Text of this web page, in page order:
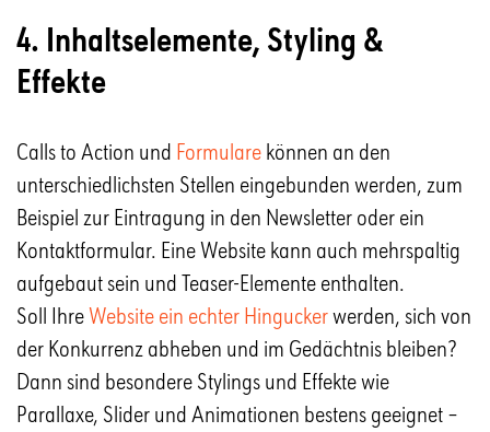
4. Inhaltselemente, Styling &
Effekte
Calls to Action und Formulare können an den
unterschiedlichsten Stellen eingebunden werden, zum
Beispiel zur Eintragung in den Newsletter oder ein
Kontaktformular. Eine Website kann auch mehrspaltig
aufgebaut sein und Teaser-Elemente enthalten.
Soll IhreWebsite ein echter Hinguckerwerden, sich von
der Konkurrenz abheben und im Gedächtnis bleiben?
Dann sind besondere Stylings und Effekte wie
Parallaxe, Slider und Animationen bestens geeignet –